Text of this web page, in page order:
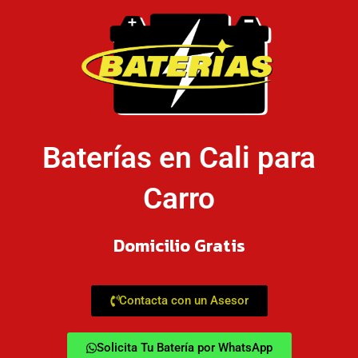
Baterías en Cali para
Carro
Domicilio Gratis
Contacta con un Asesor
Solicita Tu Batería por WhatsApp